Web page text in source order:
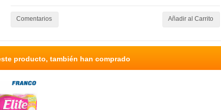
Comentarios Añadir al Carrito
producto, también han comprado